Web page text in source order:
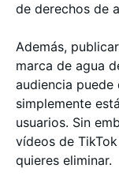
de derechos de
Además,
marca de agua
audiencia puede
simplemente
usuarios. Sin
vídeos de
quieres eliminar.